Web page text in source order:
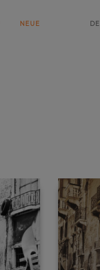
NEUE DE